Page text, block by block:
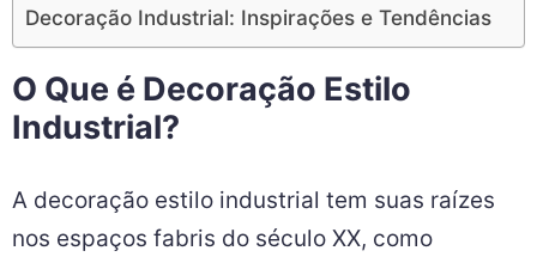
Decoração Industrial: Inspirações e Tendências
O Que é Decoração Estilo
Industrial?
A decoração estilo industrial tem suas raízes
nos espaços fabris do século XX, como